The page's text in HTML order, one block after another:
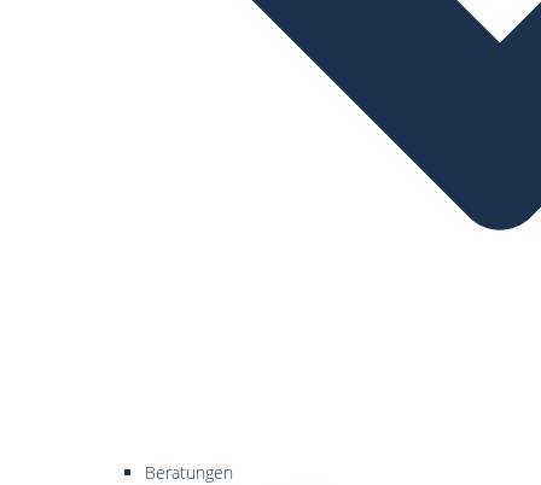
Beratungen